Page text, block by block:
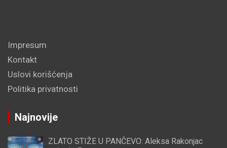
Impresum
Kontakt
Uslovi korišćenja
Politika privatnosti
Najnovije
ZLATO STIŽE U PANČEVO: Aleksa Rakonjac